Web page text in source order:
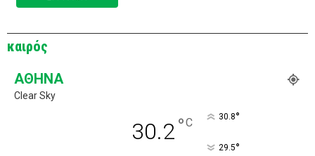
καιρός
ΑΘΉΝΑ
Clear Sky
30.2°C 30.8°
29.5°